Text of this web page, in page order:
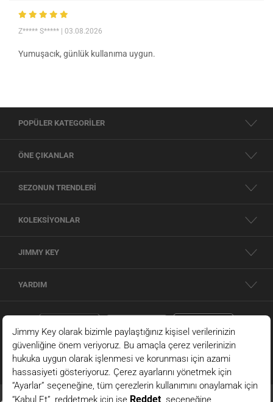
Z***** S***** | 03.08.2026
Yumuşacık, günlük kullanıma uygun.
POPÜLER KATEGORİLER
ÖNE ÇIKANLAR
SEZONUN TRENDLERİ
KOLEKSİYONLAR
JIMMY KEY
YARDIM